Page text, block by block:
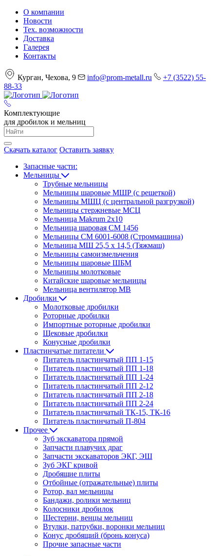
О компании
Новости
Тех. возможности
Доставка
Галерея
Контакты
Курган, Чехова, 9 info@prom-metall.ru
+7 (3522) 55-
88-33
Комплектующие
для дробилок и мельниц
Скачать каталог Оставить заявку
Запасные части:
Мельницы
Трубные мельницы
Мельницы шаровые МШР (с решеткой)
Мельницы МШЦ (с центральной разгрузкой)
Мельницы стержневые МСЦ
Мельница Makrum 2х10
Мельница шаровая СМ 1456
Мельницы СМ 6001-6008 (Строммашина)
Мельница МШ 25,5 х 14,5 (Тяжмаш)
Мельницы самоизмельчения
Мельницы шаровые ШБМ
Мельницы молотковые
Китайские шаровые мельницы
Мельница вентилятор МВ
Дробилки
Молотковые дробилки
Роторные дробилки
Импортные роторные дробилки
Щековые дробилки
Конусные дробилки
Пластинчатые питатели
Питатель пластинчатый ПП 1-15
Питатель пластинчатый ПП 1-18
Питатель пластинчатый ПП 1-24
Питатель пластинчатый ПП 2-12
Питатель пластинчатый ПП 2-18
Питатель пластинчатый ПП 2-24
Питатель пластинчатый ТК-15, ТК-16
Питатель пластинчатый П-804
Прочее
Зуб экскаватора прямой
Запчасти плавучих драг
Запчасти экскаваторов ЭКГ, ЭШ
Зуб ЭКГ кривой
Дробящие плиты
Отбойные (отражательные) плиты
Ротор, вал мельницы
Бандажи, ролики мельниц
Колосники дробилок
Шестерни, венцы мельниц
Втулки, патрубки, воронки мельниц
Конус дробящий (бронь конуса)
Прочие запасные части